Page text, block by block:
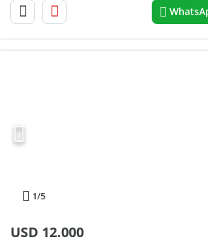
1/5
USD 12.000